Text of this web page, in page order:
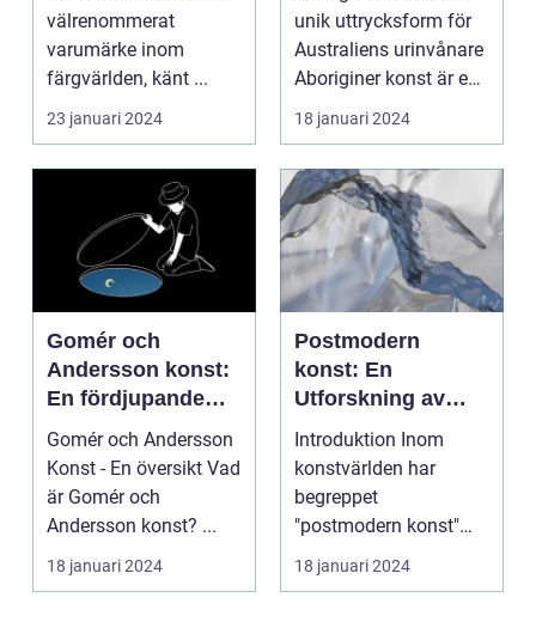
välrenommerat
varumärke inom
färgvärlden, känt ...
23 januari 2024
unik uttrycksform för
Australiens urinvånare
Aboriginer konst är en
konstform...
18 januari 2024
Gomér och
Andersson konst:
En fördjupande
översikt
Gomér och Andersson
Konst - En översikt Vad
är Gomér och
Andersson konst? ...
18 januari 2024
Postmodern
konst: En
Utforskning av
Dess Mångfald
och Komplexitet
Introduktion Inom
konstvärlden har
begreppet
"postmodern konst"
fått stor
uppmärksamhet under
18 januari 2024